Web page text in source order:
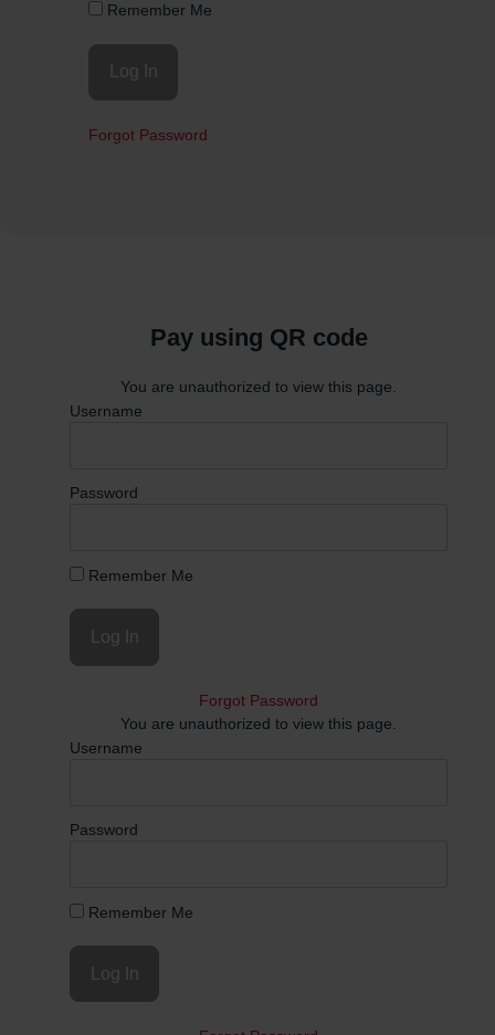
Remember Me
Forgot Password
Pay using QR code
You are unauthorized to view this page.
Username
Password
Remember Me
Forgot Password
You are unauthorized to view this page.
Username
Password
Remember Me